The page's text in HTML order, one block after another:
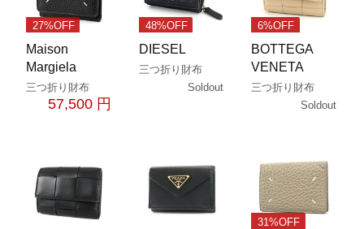
27%OFF
Maison
Margiela
三つ折り財布
57,500 円
48%OFF
DIESEL
三つ折り財布
Soldout
6%OFF
BOTTEGA
VENETA
三つ折り財布
Soldout
31%OFF